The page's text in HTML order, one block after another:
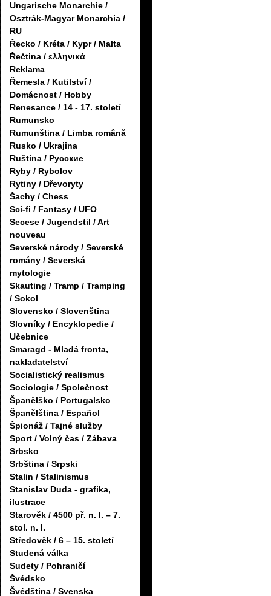
Ungarische Monarchie /
Osztrák-Magyar Monarchia /
RU
Řecko / Kréta / Kypr / Malta
Řečtina / ελληνικά
Reklama
Řemesla / Kutilství /
Domácnost / Hobby
Renesance / 14 - 17. století
Rumunsko
Rumunština / Limba română
Rusko / Ukrajina
Ruština / Русские
Ryby / Rybolov
Rytiny / Dřevoryty
Šachy / Chess
Sci-fi / Fantasy / UFO
Secese / Jugendstil / Art
nouveau
Severské národy / Severské
romány / Severská
mytologie
Skauting / Tramp / Tramping
/ Sokol
Slovensko / Slovenština
Slovníky / Encyklopedie /
Učebnice
Smaragd - Mladá fronta,
nakladatelství
Socialistický realismus
Sociologie / Společnost
Španělško / Portugalsko
Španělština / Español
Špionáž / Tajné služby
Sport / Volný čas / Zábava
Srbsko
Srbština / Srpski
Stalin / Stalinismus
Stanislav Duda - grafika,
ilustrace
Starověk / 4500 př. n. l. – 7.
stol. n. l.
Středověk / 6 – 15. století
Studená válka
Sudety / Pohraničí
Švédsko
Švédština / Svenska